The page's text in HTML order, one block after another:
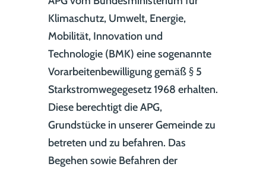
Klimaschutz, Umwelt, Energie,
Mobilität, Innovation und
Technologie (BMK) eine sogenannte
Vorarbeitenbewilligung gemäß § 5
Starkstromwegegesetz 1968 erhalten.
Diese berechtigt die APG,
Grundstücke in unserer Gemeinde zu
betreten und zu befahren. Das
Begehen sowie Befahren der